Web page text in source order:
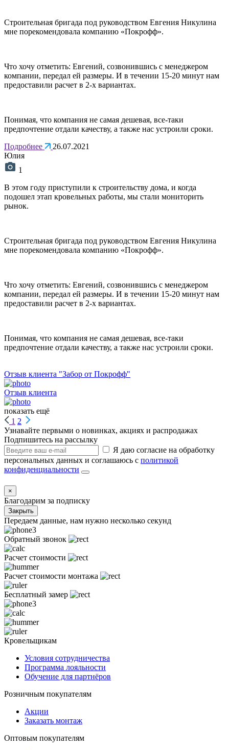
Строительная бригада под руководством Евгения Никулина
мне порекомендовала компанию «Покрофф».
Что хочу отметить: Евгений, созвонившись с менеджером
компании, передал ей размеры. И в течении 15-20 минут нам
предоставили расчет в 2-х вариантах.
Понимая, что компания не самая дешевая, все-таки
предпочтение отдали качеству, а также нас устроили сроки.
Подробнее
26.07.2021
Юлия
1
В этом году приступили к строительству дома, и когда
подошел этап кровельных работы, мы стали мониторить
рынок.
Строительная бригада под руководством Евгения Никулина
мне порекомендовала компанию «Покрофф».
Что хочу отметить: Евгений, созвонившись с менеджером
компании, передал ей размеры. И в течении 15-20 минут нам
предоставили расчет в 2-х вариантах.
Понимая, что компания не самая дешевая, все-таки
предпочтение отдали качеству, а также нас устроили сроки.
Отзыв клиента "Забор от Покрофф"
Отзыв клиента
показать ещё
1 2
Узнавайте первыми о новинках, акциях и распродажах
Подпишитесь на рассылку
Я даю согласие на обработку
персональных данных и соглашаюсь с политикой
конфиденциальности
×
Благодарим за подписку
Закрыть
Передаем данные, нам нужно несколько секунд
Обратный звонок
Расчет стоимости
Расчет стоимости монтажа
Бесплатный замер
Кровельщикам
Условия сотрудничества
Программа лояльности
Обучение для партнёров
Розничным покупателям
Акции
Заказать монтаж
Оптовым покупателям